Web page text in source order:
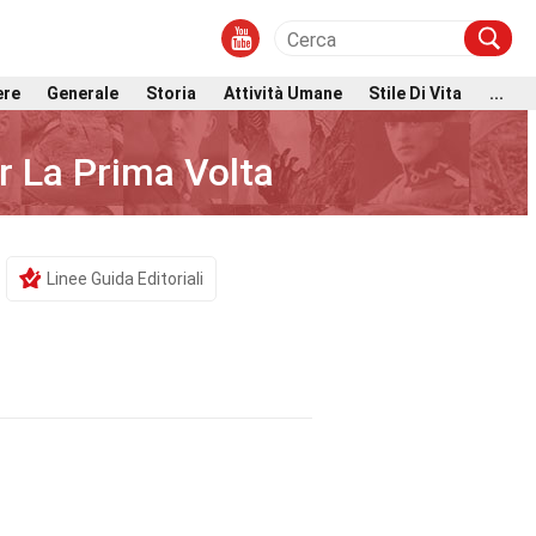
Generale Storia Attività Umane Stile Di Vita
...
La Prima Volta
Linee Guida Editoriali